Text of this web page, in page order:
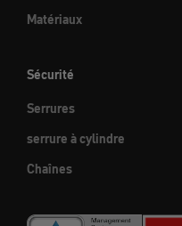
Matériaux
Sécurité
Serrures
serrure à cylindre
Chaînes